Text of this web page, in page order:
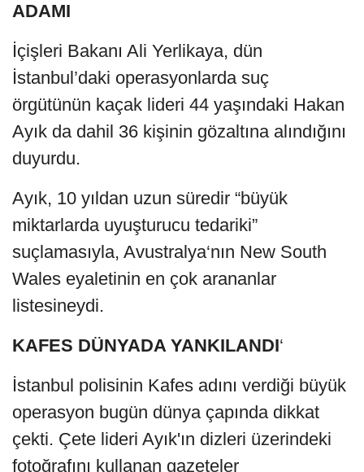
ADAMI
İçişleri Bakanı Ali Yerlikaya, dün
İstanbul’daki operasyonlarda suç
örgütünün kaçak lideri 44 yaşındaki Hakan
Ayık da dahil 36 kişinin gözaltına alındığını
duyurdu.
Ayık, 10 yıldan uzun süredir “büyük
miktarlarda uyuşturucu tedariki”
suçlamasıyla, Avustralya‘nın New South
Wales eyaletinin en çok arananlar
listesineydi.
KAFES DÜNYADA YANKILANDI‘
İstanbul polisinin Kafes adını verdiği büyük
operasyon bugün dünya çapında dikkat
çekti. Çete lideri Ayık'ın dizleri üzerindeki
fotoğrafını kullanan gazeteler